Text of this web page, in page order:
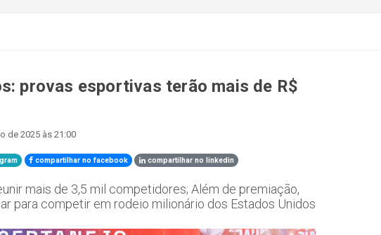
provas esportivas terão mais de R$
de 2025 às 21:00
compartilhar no facebook compartilhar no linkedin
mais de 3,5 mil competidores; Além de premiação,
para competir em rodeio milionário dos Estados Unidos